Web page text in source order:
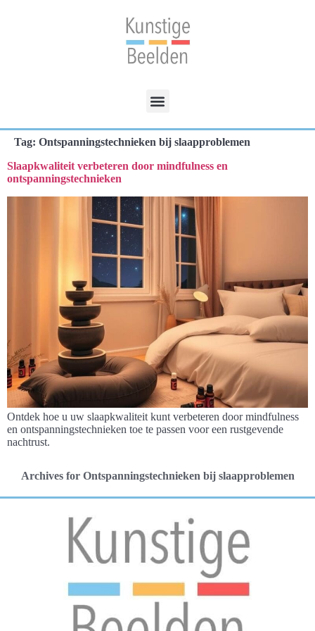
Tag: Ontspanningstechnieken bij slaapproblemen
Slaapkwaliteit verbeteren door mindfulness en
ontspanningstechnieken
Ontdek hoe u uw slaapkwaliteit kunt verbeteren door mindfulness
en ontspanningstechnieken toe te passen voor een rustgevende
nachtrust.
Archives for Ontspanningstechnieken bij slaapproblemen